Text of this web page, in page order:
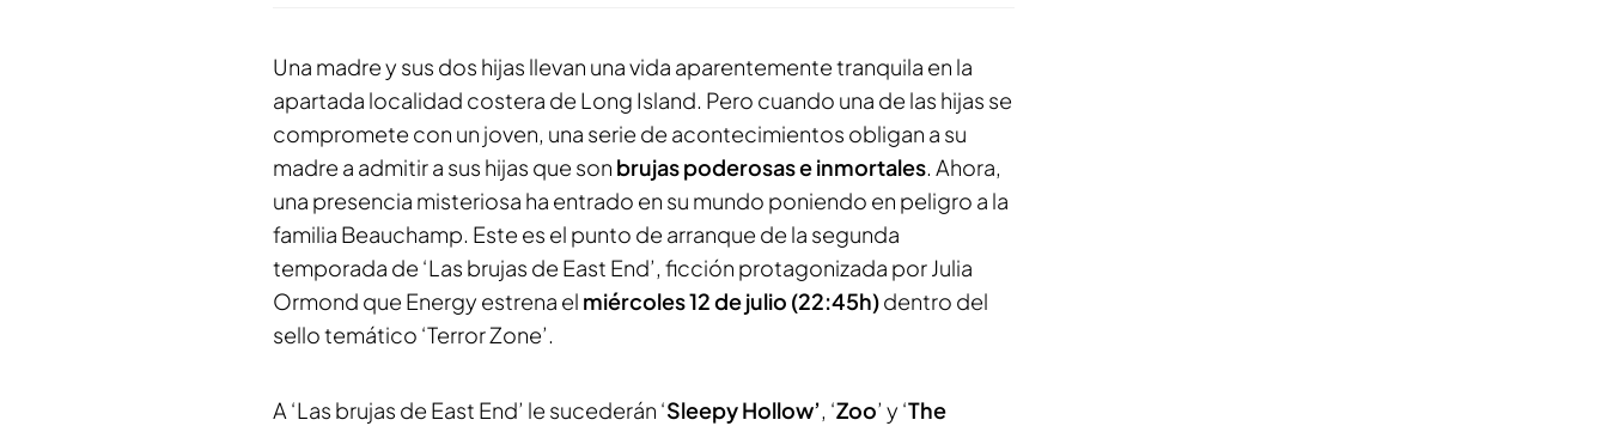
Una madre y sus dos hijas llevan una vida aparentemente tranquila en la
apartada localidad costera de Long Island. Pero cuando una de las hijas se
compromete con un joven, una serie de acontecimientos obligan a su
madre a admitir a sus hijas que son brujas poderosas e inmortales. Ahora,
una presencia misteriosa ha entrado en su mundo poniendo en peligro a la
familia Beauchamp. Este es el punto de arranque de la segunda
temporada de ‘Las brujas de East End’, ficción protagonizada por Julia
Ormond que Energy estrena el miércoles 12 de julio (22:45h)dentro del
sello temático ‘Terror Zone’.
A ‘Las brujas de East End’ le sucederán ‘Sleepy Hollow’, ‘Zoo’ y ‘The